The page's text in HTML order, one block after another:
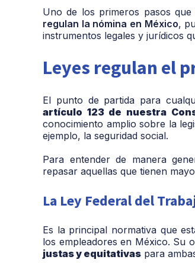
Uno de los primeros pasos
regulan la nómina en México,
instrumentos legales y jurídicos
Leyes regulan el
El punto de partida para
artículo 123 de nuestra
conocimiento amplio sobre la
ejemplo, la seguridad social.
Para entender de manera
repasar aquellas que tienen
La Ley Federal del
Es la principal normativa que
los empleadores en México. Su
justas y equitativas para